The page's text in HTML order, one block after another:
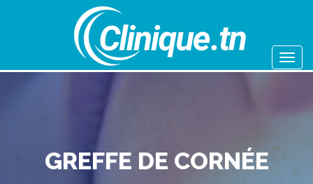
GREFFE DE CORNÉE